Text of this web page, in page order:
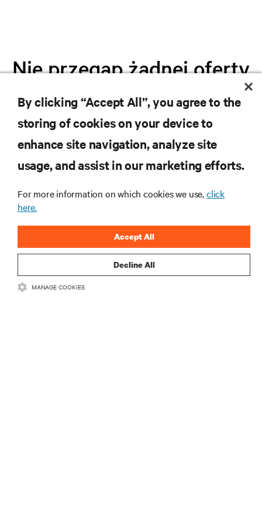
Nie przegap żadnej oferty
Dołącz do naszej listy mailingowej i
otrzymuj najnowsze informacje o
produktach oraz aktualności branżowe
od Vertiv.
ZAREJESTRUJ SIĘ
By clicking “Accept All”, you agree to the
storing of cookies on your device to
enhance site navigation, analyze site
usage, and assist in our marketing efforts.
For more information on which cookies we use,click
here.
Decline All
Accept All
MANAGE COOKIES